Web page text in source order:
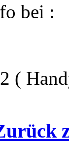
bei :
(